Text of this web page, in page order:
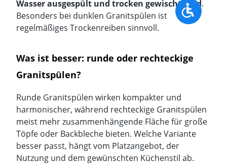
Wasser ausgespült und trocken gewischt wird.
Besonders bei dunklen Granitspülen ist
regelmäßiges Trockenreiben sinnvoll.
Was ist besser: runde oder rechteckige
Granitspülen?
Runde Granitspülen wirken kompakter und
harmonischer, während rechteckige Granitspülen
meist mehr zusammenhängende Fläche für große
Töpfe oder Backbleche bieten. Welche Variante
besser passt, hängt vom Platzangebot, der
Nutzung und dem gewünschten Küchenstil ab.